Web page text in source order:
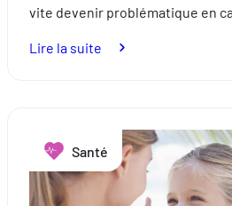
vite devenir problématique en
Lire la suite
troubles
du
sommeil ?
Santé